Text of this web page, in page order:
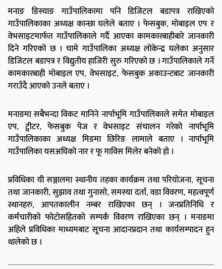
मनाङ ङिस्याङ गाउँपालिकामा पनि डिजिटल बडापत्र राखिएको
गाउँपालिकाका अध्यक्ष कान्छा घलेले बताए । फेसबुक, मोबाइल एप र
वेभसाइटमार्फत गाउँपालिकाले गर्दै आएका कामकारबाहीबारे जानकारी
दिने गरिएको छ । चामे गाउँपालिका अध्यक्ष लोकेन्द्र घलेका अनुसार
डिजिटल बडापत्र र विद्युतीय हाजिरी सुरु गरिएको छ । गाउँपालिकाले गर्ने
कामकारबाही मोबाइल एप, वेभसाइट, फेसबुक अकाउन्टबाट जानकारी
गराउँदै आएको उनले बताए ।
मनाङमा सबैभन्दा विकट मानिने नार्पाभूमि गाउँपालिकाले समेत मोबाइल
एप, ट्वीटर, फेसबुक पेज र वेभसाइट संचालन गरेको नार्पाभूमि
गाउँपालिकाका अध्यक्ष मिङमा छिरिङ लामाले बताए । नार्पाभूमि
गाउँपालिका यसअघिको नार र फू गाविस मिलेर बनेको हो ।
प्रविधिका यी सञ्जालमा स्थानीय तहका कार्यक्रम तथा परियोजना, सूचना
तथा जानकारी, सुझाव तथा गुनासो, समस्या दर्ता, वडा विवरण, महत्वपूर्ण
स्थानहरु, आपतकालीन नम्बर राखिएका छन् । जनप्रतिनिधि र
कर्मचारीको फोटोसहितको सम्पर्क विवरण राखिएका छन् । मनाङमा
अहिले प्रविधिका माध्यमबाट सूचना आदानप्रदान तथा कार्यसम्पादन हुन
थालेको छ ।